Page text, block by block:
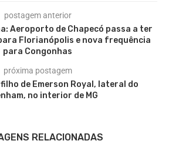
postagem anterior
Aeroporto de Chapecó passa a ter
Florianópolis e nova frequência
para Congonhas
próxima postagem
de Emerson Royal, lateral do
no interior de MG
RELACIONADAS